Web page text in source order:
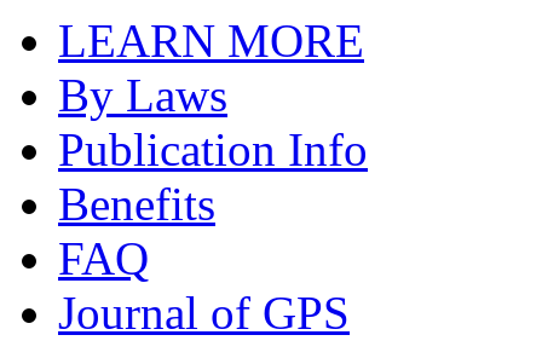
LEARN MORE
By Laws
Publication Info
Benefits
FAQ
Journal of GPS